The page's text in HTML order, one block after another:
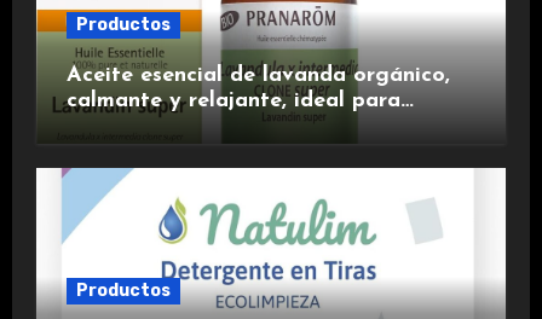
Productos
Aceite esencial de lavanda orgánico,
calmante y relajante, ideal para
Productos